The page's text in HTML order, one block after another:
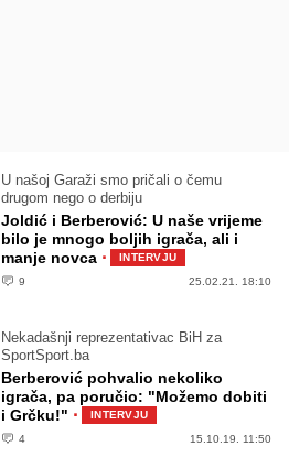
U našoj Garaži smo pričali o čemu
drugom nego o derbiju
Joldić i Berberović: U naše vrijeme
bilo je mnogo boljih igrača, ali i
manje novca ·
INTERVJU
9
25.02.21. 18:10
Nekadašnji reprezentativac BiH za
SportSport.ba
Berberović pohvalio nekoliko
igrača, pa poručio: "Možemo dobiti
i Grčku!" ·
INTERVJU
4
15.10.19. 11:50